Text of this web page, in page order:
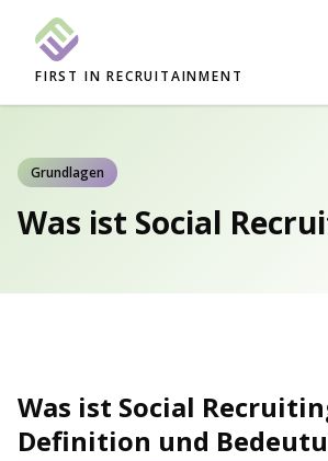
FIRST IN RECRUITAINMENT
Grundlagen
Was ist Social
Was ist Social
Definition und